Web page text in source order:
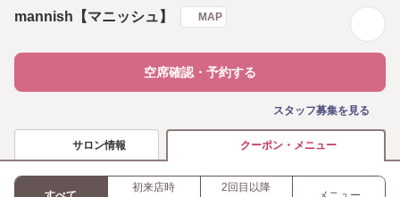
mannish【マニッシュ】 MAP
空席確認・予約する
スタッフ募集を見る
サロン情報 クーポン・メニュー
初来店時
2回目以降